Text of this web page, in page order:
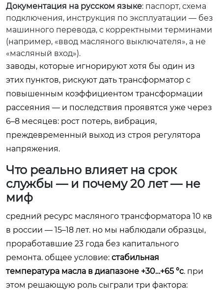
Документация на русском языке: паспорт, схема
подключения, инструкция по эксплуатации — без
машинного перевода, с корректными терминами
(например, «ввод масляного выключателя», а не
«масляный вход»).
заводы, которые игнорируют хотя бы один из
этих пунктов, рискуют дать трансформатор с
повышенным коэффициентом трансформации
рассеяния — и последствия проявятся уже через
6–8 месяцев: рост потерь, вибрация,
преждевременный выход из строя регулятора
напряжения.
Что реально влияет на срок
службы — и почему 20 лет — не
миф
средний ресурс масляного трансформатора 10 кв
в россии — 15–18 лет. но мы наблюдали образцы,
проработавшие 23 года без капитального
ремонта. общее условие: стабильная
температура масла в диапазоне +30…+65 °c. при
этом решающую роль сыграли три фактора: